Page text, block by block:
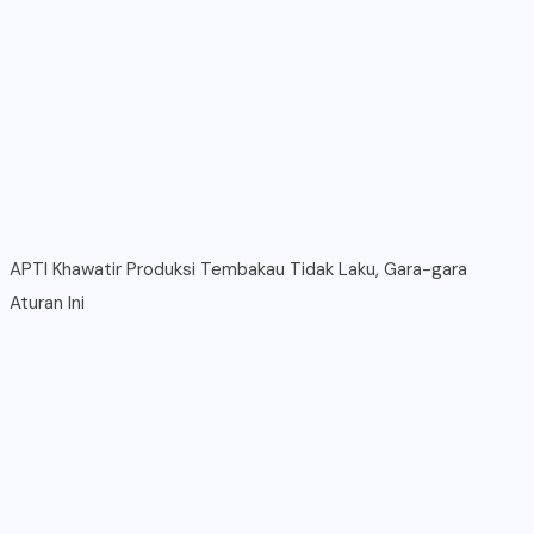
APTI Khawatir Produksi Tembakau Tidak Laku, Gara-gara
Aturan Ini